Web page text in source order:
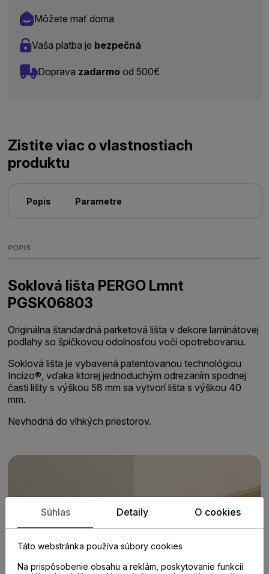
Môžete mať doma
Vaša platba je bezpečná
Doprava zadarmo od 500€
Zistite viac o vlastnostiach
produktu
Popis Parametre
POPIS
Soklová lišta PERGO Lmnt
PGSK06803
Originálna štandardná parketová lišta v dekore laminátovej
podlahy so špičkovou odolnosťou voči opotrebovaniu.
Soklová lišta je vybavená patentovanou technológiou
Incizo®, vďaka ktorej jednoduchým odrezaním spodnej
časti lišty s výškou 58 mm sa vytvorí lišta s výškou 40
mm.
Nevhodná do vlhkých priestorov.
Súhlas Detaily O cookies
Táto webstránka používa súbory cookies
Na prispôsobenie obsahu a reklám, poskytovanie funkcií